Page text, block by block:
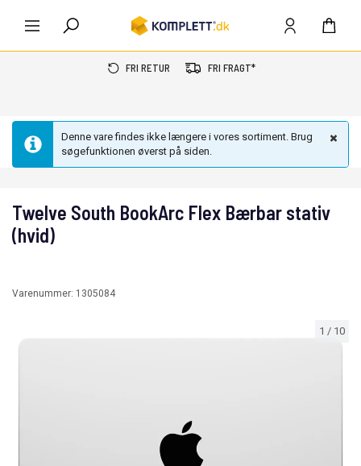
FRI RETUR FRI FRAGT*
Denne vare findes ikke længere i vores sortiment. Brug
søgefunktionen øverst på siden.
1 / 10
Twelve South BookArc Flex Bærbar stativ
(hvid)
Varenummer: 1305084